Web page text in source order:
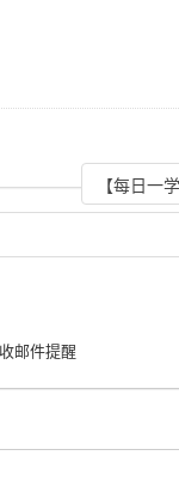
【每日
邮件提醒